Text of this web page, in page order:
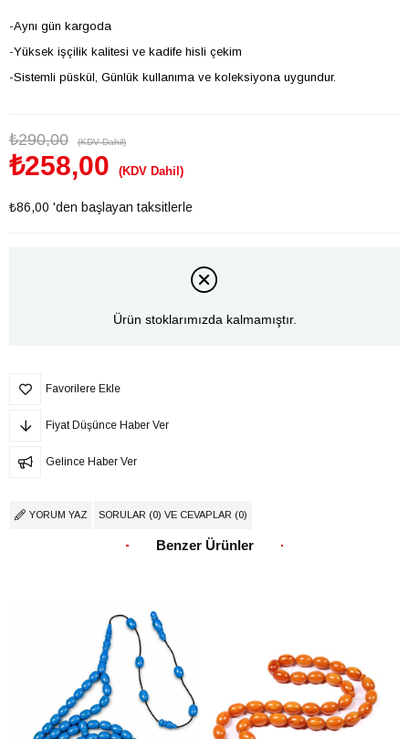
-Aynı gün kargoda
-Yüksek işçilik kalitesi ve kadife hisli çekim
-Sistemli püskül, Günlük kullanıma ve koleksiyona uygundur.
₺290,00 (KDV Dahil)
₺258,00 (KDV Dahil)
₺86,00 'den başlayan taksitlerle
Ürün stoklarımızda kalmamıştır.
Favorilere Ekle
Fiyat Düşünce Haber Ver
Gelince Haber Ver
YORUM YAZ SORULAR (0) VE CEVAPLAR (0)
Benzer Ürünler